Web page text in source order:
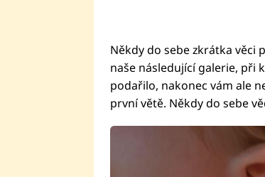
Někdy do sebe zkrátka věci
naše následující galerie, při
podařilo, nakonec vám ale
první větě. Někdy do sebe